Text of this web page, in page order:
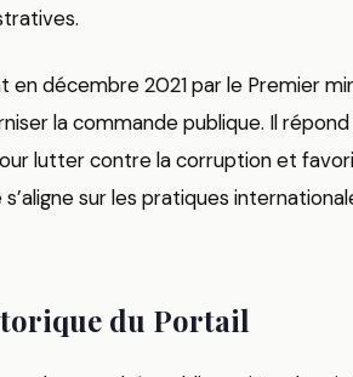
en décembre 2021 par le Premier
la commande publique. Il
lutter contre la corruption et
s’aligne sur les pratiques
du Portail